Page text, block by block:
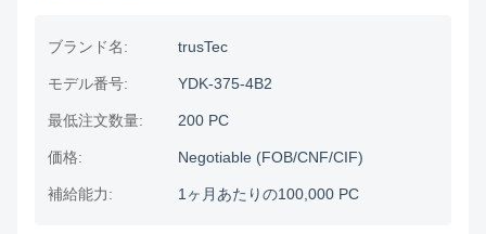
ブランド名: trusTec
モデル番号: YDK-375-4B2
最低注文数量: 200 PC
価格: Negotiable (FOB/CNF/CIF)
補給能力: 1ヶ月あたりの100,000 PC